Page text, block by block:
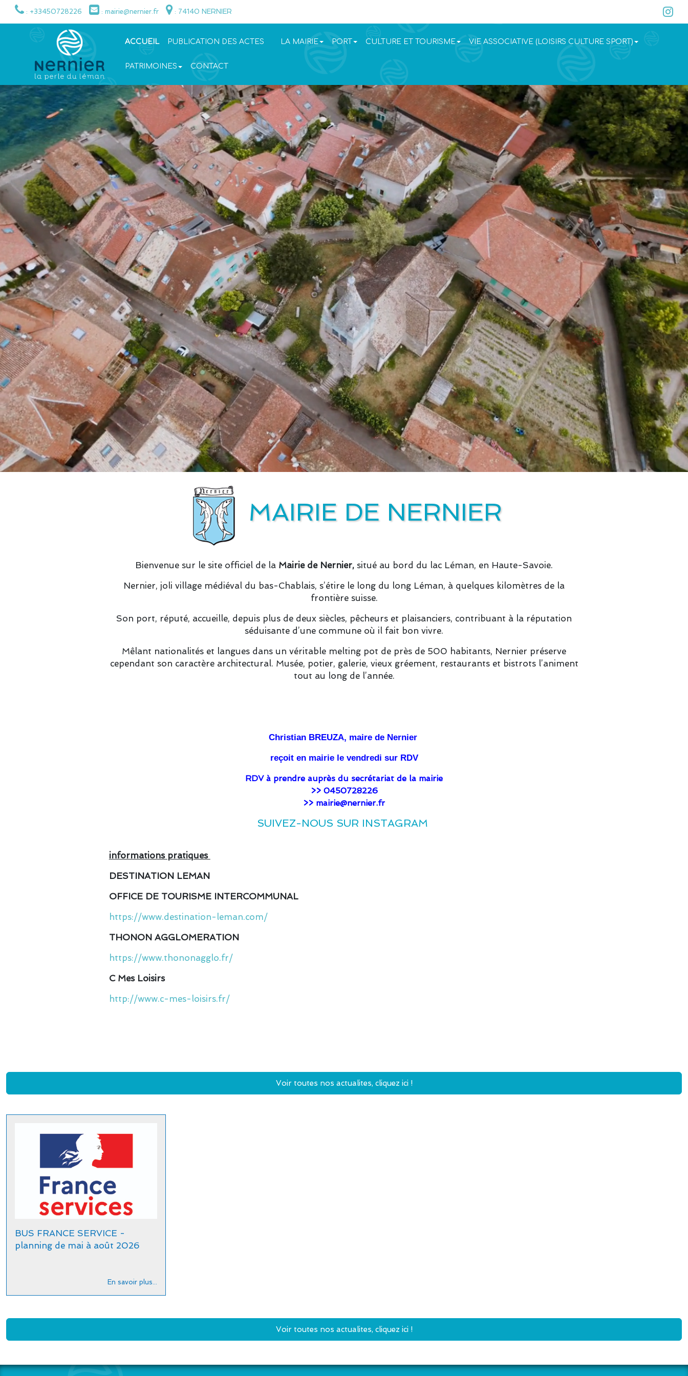
: +33450728226 : mairie@nernier.fr : 74140 NERNIER
ACCUEIL PUBLICATION DES ACTES LA MAIRIE PORT CULTURE ET TOURISME VIE ASSOCIATIVE (LOISIRS CULTURE SPORT)
PATRIMOINES CONTACT
MAIRIE DE NERNIER
Bienvenue sur le site officiel de la Mairie de Nernier, situé au bord du lac Léman, en Haute-Savoie.
Nernier, joli village médiéval du bas-Chablais, s’étire le long du long Léman, à quelques kilomètres de la
frontière suisse.
Son port, réputé, accueille, depuis plus de deux siècles, pêcheurs et plaisanciers, contribuant à la réputation
séduisante d’une commune où il fait bon vivre.
Mêlant nationalités et langues dans un véritable melting pot de près de 500 habitants, Nernier préserve
cependant son caractère architectural. Musée, potier, galerie, vieux gréement, restaurants et bistrots l’animent
tout au long de l’année.
Christian BREUZA, maire de Nernier
reçoit en mairie le vendredi sur RDV
RDV à prendre auprès du secrétariat de la mairie
>> 0450728226
>> mairie@nernier.fr
SUIVEZ-NOUS SUR INSTAGRAM
informations pratiques
DESTINATION LEMAN
OFFICE DE TOURISME INTERCOMMUNAL
https://www.destination-leman.com/
THONON AGGLOMERATION
https://www.thononagglo.fr/
C Mes Loisirs
http://www.c-mes-loisirs.fr/
Voir toutes nos actualites, cliquez ici !
BUS FRANCE SERVICE -
planning de mai à août 2026
En savoir plus...
Voir toutes nos actualites, cliquez ici !